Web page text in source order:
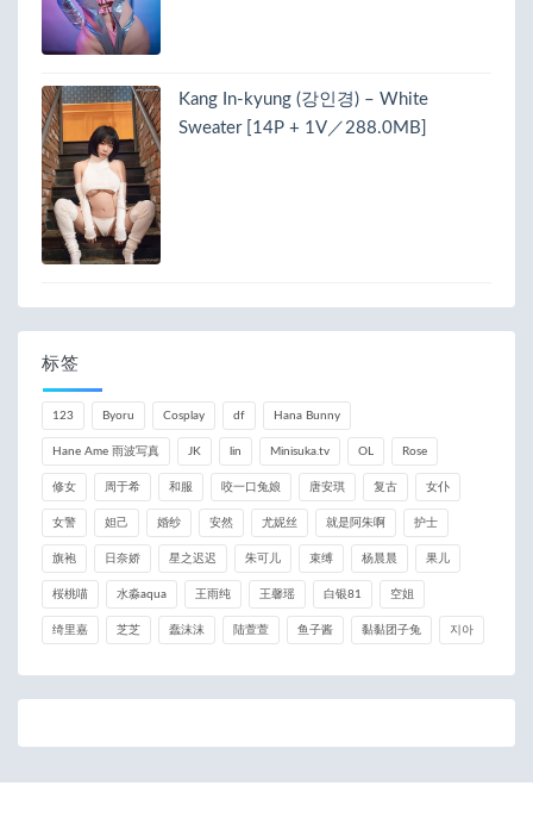
Kang In-kyung (강인경) – White
Sweater [14P + 1V／288.0MB]
标签
123 Byoru Cosplay df Hana Bunny
Hane Ame 雨波写真 JK lin Minisuka.tv OL Rose
修女 周于希 和服 咬一口兔娘 唐安琪 复古 女仆
女警 妲己 婚纱 安然 尤妮丝 就是阿朱啊 护士
旗袍 日奈娇 星之迟迟 朱可儿 束缚 杨晨晨 果儿
桜桃喵 水淼aqua 王雨纯 王馨瑶 白银81 空姐
绮里嘉 芝芝 蠢沫沫 陆萱萱 鱼子酱 黏黏团子兔 지아